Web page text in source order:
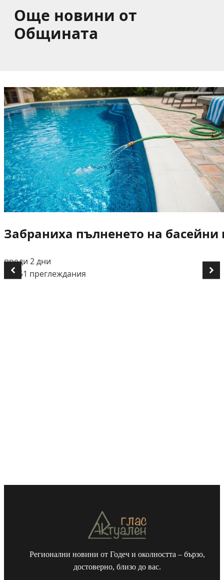
Още новини от
Общината
Забраниха пълненето на
преди 2 дни
👁️ 651 преглеждания
Регионални новини от Годеч и околността – бързо,
достоверно, близо до вас.